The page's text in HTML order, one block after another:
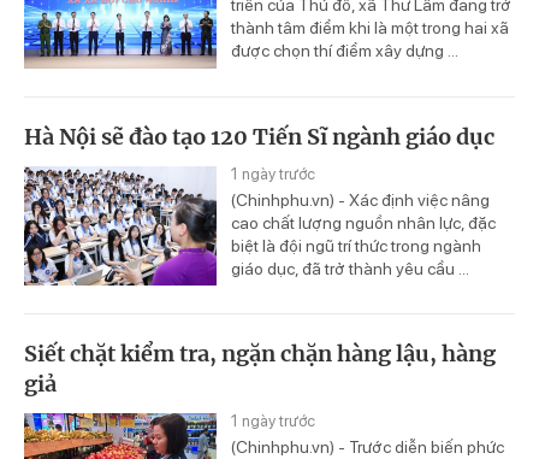
triển của Thủ đô, xã Thư Lâm đang trở
thành tâm điểm khi là một trong hai xã
được chọn thí điểm xây dựng ...
Hà Nội sẽ đào tạo 120 Tiến Sĩ ngành giáo dục
1 ngày trước
(Chinhphu.vn) - Xác định việc nâng
cao chất lượng nguồn nhân lực, đặc
biệt là đội ngũ trí thức trong ngành
giáo dục, đã trở thành yêu cầu ...
Siết chặt kiểm tra, ngặn chặn hàng lậu, hàng
giả
1 ngày trước
(Chinhphu.vn) - Trước diễn biến phức